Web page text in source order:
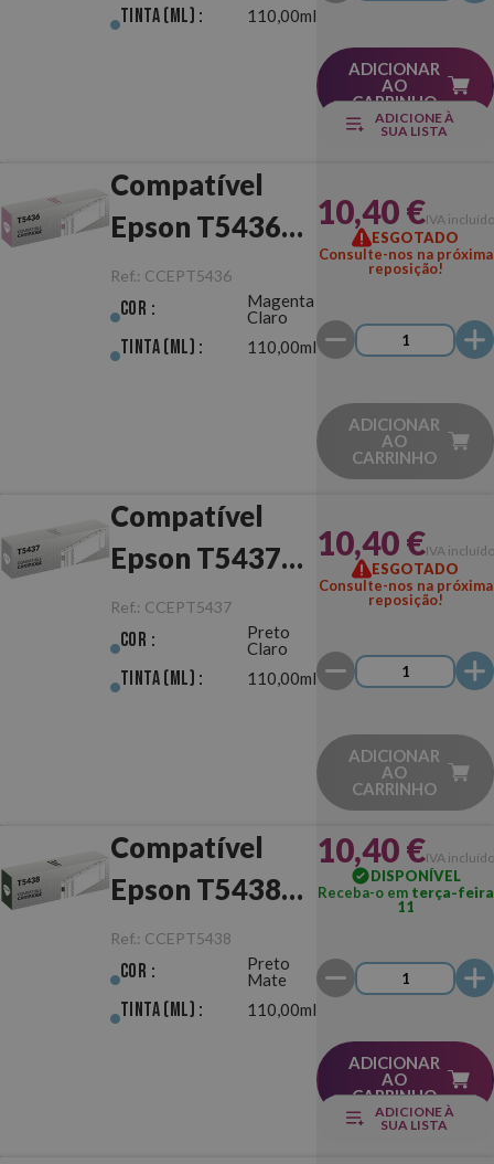
Tinta (ml) : 110,00ml
ADICIONAR
AO
CARRINHO
ADICIONE À
SUA LISTA
Compatível
Epson T5436
Magenta Claro
Ref.: CCEPT5436
Cor :
Magenta
Claro
Tinta (ml) : 110,00ml
10,40 €IVA incluído
ESGOTADO
Consulte-nos na próxima
reposição!
ADICIONAR
AO
CARRINHO
Compatível
Epson T5437
Preto Claro
Ref.: CCEPT5437
Cor :
Preto
Claro
Tinta (ml) : 110,00ml
10,40 €IVA incluído
ESGOTADO
Consulte-nos na próxima
reposição!
ADICIONAR
AO
CARRINHO
Compatível
Epson T5438
Preto Mate
Ref.: CCEPT5438
Cor :
Preto
Mate
Tinta (ml) : 110,00ml
10,40 €IVA incluído
DISPONÍVEL
Receba-o em terça-feira
11
ADICIONAR
AO
CARRINHO
ADICIONE À
SUA LISTA